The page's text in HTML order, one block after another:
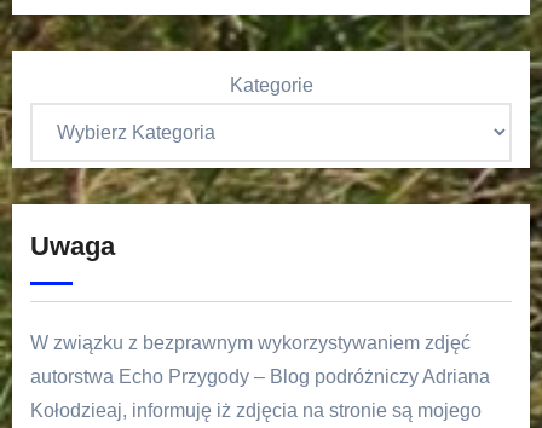
Kategorie
Uwaga
W związku z bezprawnym wykorzystywaniem zdjęć
autorstwa Echo Przygody – Blog podróżniczy Adriana
Kołodzieaj, informuję iż zdjęcia na stronie są mojego